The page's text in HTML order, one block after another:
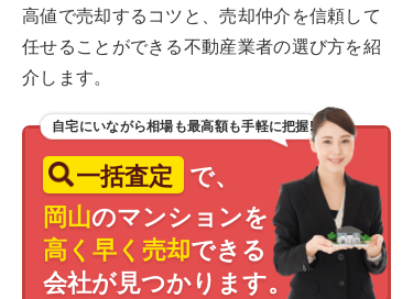
高値で売却するコツと、売却仲介を信頼して
任せることができる不動産業者の選び方を紹
介します。
一括査定 で、
岡山のマンションを
高く早く売却できる
会社が見つかります。
自宅にいながら相場も最高額も手軽に把握!